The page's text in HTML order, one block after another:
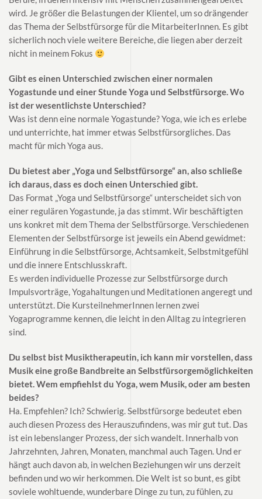
wird. Je größer die Belastungen der Klientel, um so drängender
das Thema der Selbstfürsorge für die MitarbeiterInnen. Es gibt
sicherlich noch viele weitere Bereiche, die liegen aber derzeit
nicht in meinem Fokus
Gibt es einen Unterschied zwischen einer normalen
Yogastunde und einer Stunde Yoga und Selbstfürsorge. Wo
ist der wesentlichste Unterschied?
Was ist denn eine normale Yogastunde? Yoga, wie ich es erlebe
und unterrichte, hat immer etwas Selbstfürsorgliches. Das
macht für mich Yoga aus.
Du bietest aber „Yoga und Selbstfürsorge“ an, also schließe
ich daraus, dass es doch einen Unterschied gibt.
Das Format „Yoga und Selbstfürsorge“ unterscheidet sich von
einer regulären Yogastunde, ja das stimmt. Wir beschäftigten
uns konkret mit dem Thema der Selbstfürsorge. Verschiedenen
Elementen der Selbstfürsorge ist jeweils ein Abend gewidmet:
Einführung in die Selbstfürsorge, Achtsamkeit, Selbstmitgefühl
und die innere Entschlusskraft.
Es werden individuelle Prozesse zur Selbstfürsorge durch
Impulsvorträge, Yogahaltungen und Meditationen angeregt und
unterstützt. Die KursteilnehmerInnen lernen zwei
Yogaprogramme kennen, die leicht in den Alltag zu integrieren
sind.
Du selbst bist Musiktherapeutin, ich kann mir vorstellen, dass
Musik eine große Bandbreite an Selbstfürsorgemöglichkeiten
bietet. Wem empfiehlst du Yoga, wem Musik, oder am besten
beides?
Ha. Empfehlen? Ich? Schwierig. Selbstfürsorge bedeutet eben
auch diesen Prozess des Herauszufindens, was mir gut tut. Das
ist ein lebenslanger Prozess, der sich wandelt. Innerhalb von
Jahrzehnten, Jahren, Monaten, manchmal auch Tagen. Und er
hängt auch davon ab, in welchen Beziehungen wir uns derzeit
befinden und wo wir herkommen. Die Welt ist so bunt, es gibt
soviele wohltuende, wunderbare Dinge zu tun, zu fühlen, zu